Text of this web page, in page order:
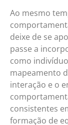
Ao mesmo
deixe de se
passe a
como
mapeamento
interação e o
consistentes
formação de